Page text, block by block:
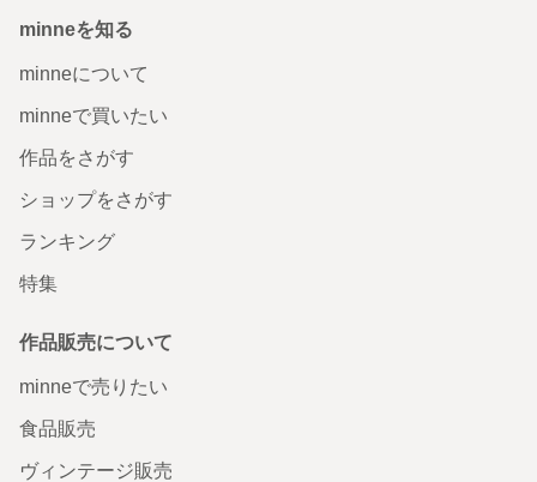
minneを知る
minneについて
minneで買いたい
作品をさがす
ショップをさがす
ランキング
特集
作品販売について
minneで売りたい
食品販売
ヴィンテージ販売